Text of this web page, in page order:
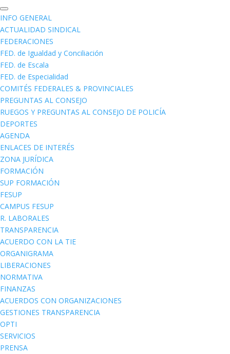
INFO GENERAL
ACTUALIDAD SINDICAL
FEDERACIONES
FED. de Igualdad y Conciliación
FED. de Escala
FED. de Especialidad
COMITÉS FEDERALES & PROVINCIALES
PREGUNTAS AL CONSEJO
RUEGOS Y PREGUNTAS AL CONSEJO DE POLICÍA
DEPORTES
AGENDA
ENLACES DE INTERÉS
ZONA JURÍDICA
FORMACIÓN
SUP FORMACIÓN
FESUP
CAMPUS FESUP
R. LABORALES
TRANSPARENCIA
ACUERDO CON LA TIE
ORGANIGRAMA
LIBERACIONES
NORMATIVA
FINANZAS
ACUERDOS CON ORGANIZACIONES
GESTIONES TRANSPARENCIA
OPTI
SERVICIOS
PRENSA